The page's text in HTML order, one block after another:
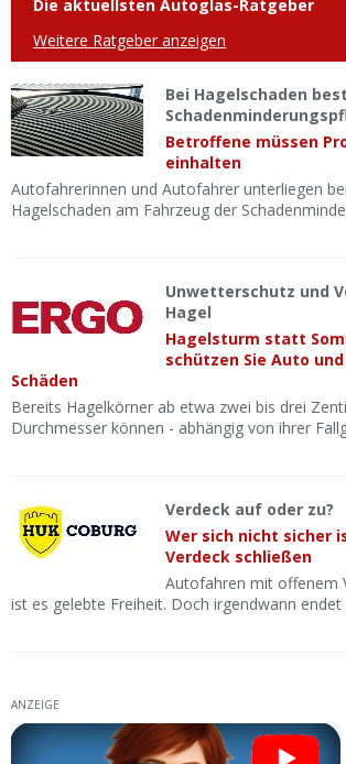
Die aktuellsten Autoglas-Ratgeber
Weitere Ratgeber anzeigen
Bei Hagelschaden
Betroffene müssen
einhalten
Autofahrerinnen und Autofahrer unterliegen
Hagelschaden am Fahrzeug der
Unwetterschutz und
Hagel
Hagelsturm statt
schützen Sie Auto
Schäden
Bereits Hagelkörner ab etwa zwei bis drei
Durchmesser können - abhängig von ihrer
Verdeck auf oder zu?
Wer sich nicht sicher
Verdeck schließen
Autofahren mit offenem
ist es gelebte Freiheit. Doch irgendwann
ANZEIGE